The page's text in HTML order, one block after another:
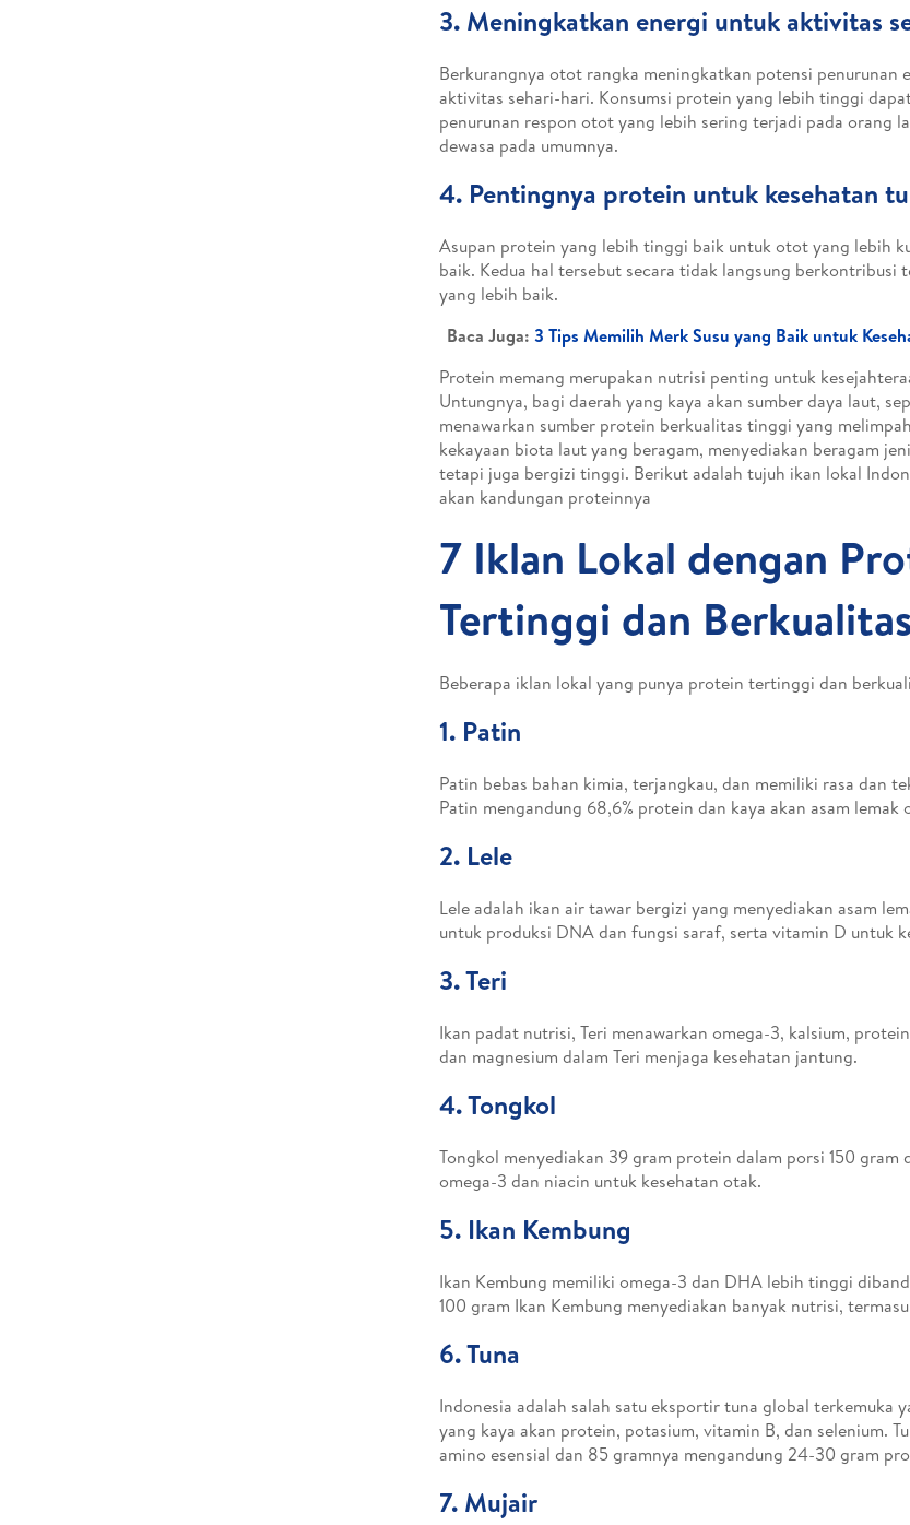
3. Meningkatkan energi untuk aktivitas
Berkurangnya otot rangka meningkatkan potensi penurunan
aktivitas sehari-hari. Konsumsi protein yang lebih tinggi
penurunan respon otot yang lebih sering terjadi pada orang
dewasa pada umumnya.
4. Pentingnya protein untuk kesehatan
Asupan protein yang lebih tinggi baik untuk otot yang lebih
baik. Kedua hal tersebut secara tidak langsung berkontribusi
yang lebih baik.
Baca Juga: 3 Tips Memilih Merk Susu yang Baik untuk
Protein memang merupakan nutrisi penting untuk
Untungnya, bagi daerah yang kaya akan sumber daya laut,
menawarkan sumber protein berkualitas tinggi yang
kekayaan biota laut yang beragam, menyediakan beragam
tetapi juga bergizi tinggi. Berikut adalah tujuh ikan lokal
akan kandungan proteinnya
7 Iklan Lokal dengan
Tertinggi dan
Beberapa iklan lokal yang punya protein tertinggi dan
1. Patin
Patin bebas bahan kimia, terjangkau, dan memiliki rasa dan
Patin mengandung 68,6% protein dan kaya akan asam lemak
2. Lele
Lele adalah ikan air tawar bergizi yang menyediakan asam
untuk produksi DNA dan fungsi saraf, serta vitamin D untuk
3. Teri
Ikan padat nutrisi, Teri menawarkan omega-3, kalsium,
dan magnesium dalam Teri menjaga kesehatan jantung.
4. Tongkol
Tongkol menyediakan 39 gram protein dalam porsi 150 gram
omega-3 dan niacin untuk kesehatan otak.
5. Ikan Kembung
Ikan Kembung memiliki omega-3 dan DHA lebih tinggi
100 gram Ikan Kembung menyediakan banyak nutrisi,
6. Tuna
Indonesia adalah salah satu eksportir tuna global terkemuka
yang kaya akan protein, potasium, vitamin B, dan selenium.
amino esensial dan 85 gramnya mengandung 24-30 gram
7. Mujair